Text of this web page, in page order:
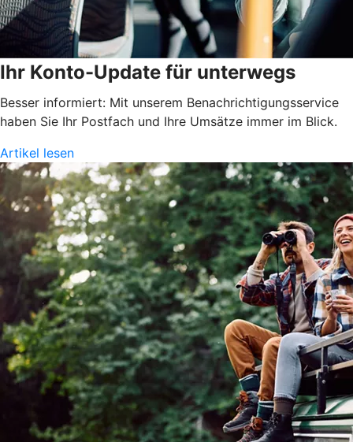
Ihr Konto-Update für unterwegs
Besser informiert: Mit unserem Benachrichtigungsservice
haben Sie Ihr Postfach und Ihre Umsätze immer im Blick.
Artikel lesen